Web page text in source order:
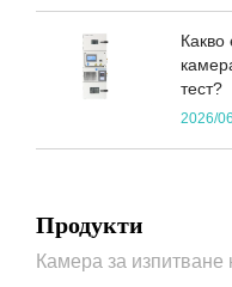
Какво
тест?
2026/
Продукти
Камера за изпитване